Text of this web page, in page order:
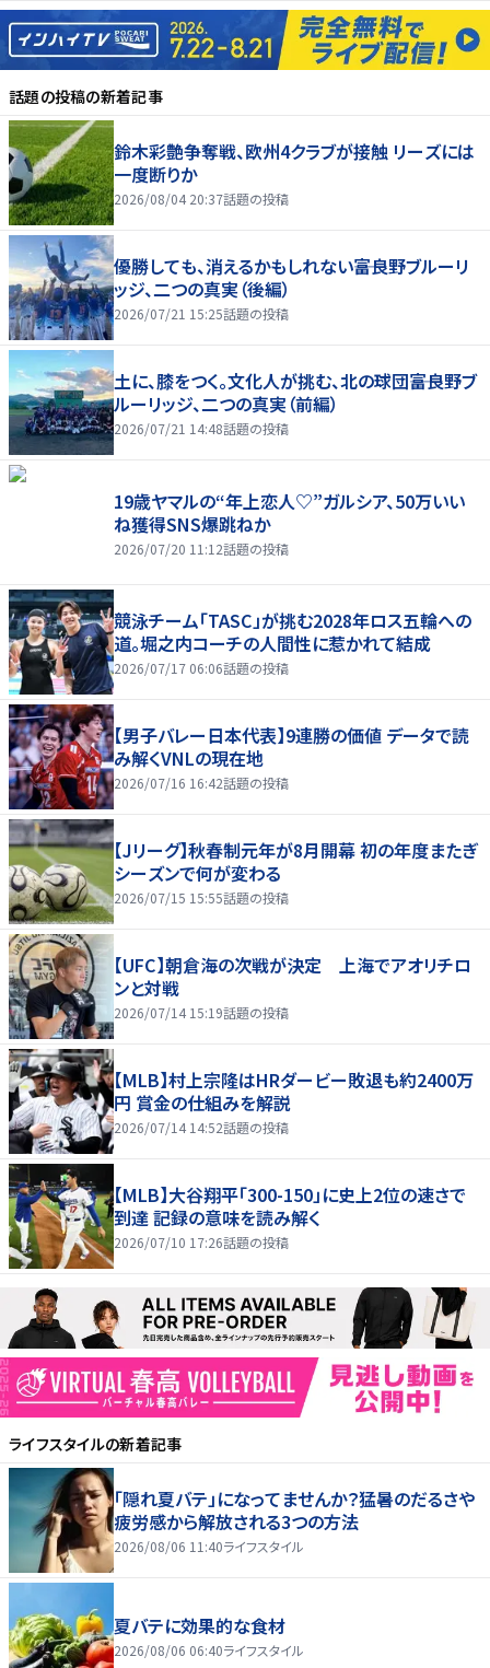
話題の投稿の新着記事
鈴木彩艶争奪戦、欧州4クラブが接触 リーズには
一度断りか
2026/08/04 20:37話題の投稿
優勝しても、消えるかもしれない――富良野ブルーリ
ッジ、二つの真実（後編）
2026/07/21 15:25話題の投稿
土に、膝をつく。文化人が挑む、北の球団――富良野ブ
ルーリッジ、二つの真実（前編）
2026/07/21 14:48話題の投稿
19歳ヤマルの“年上恋人♡”ガルシア、50万いい
ね獲得SNS爆跳ねか
2026/07/20 11:12話題の投稿
競泳チーム「TASC」が挑む2028年ロス五輪への
道。堀之内コーチの人間性に惹かれて結成
2026/07/17 06:06話題の投稿
【男子バレー日本代表】9連勝の価値 データで読
み解くVNLの現在地
2026/07/16 16:42話題の投稿
【Jリーグ】秋春制元年が8月開幕 初の年度またぎ
シーズンで何が変わる
2026/07/15 15:55話題の投稿
【UFC】朝倉海の次戦が決定 上海でアオリチロ
ンと対戦
2026/07/14 15:19話題の投稿
【MLB】村上宗隆はHRダービー敗退も約2400万
円 賞金の仕組みを解説
2026/07/14 14:52話題の投稿
【MLB】大谷翔平「300-150」に史上2位の速さで
到達 記録の意味を読み解く
2026/07/10 17:26話題の投稿
ライフスタイルの新着記事
「隠れ夏バテ」になってませんか？猛暑のだるさや
疲労感から解放される3つの方法
2026/08/06 11:40ライフスタイル
夏バテに効果的な食材
2026/08/06 06:40ライフスタイル